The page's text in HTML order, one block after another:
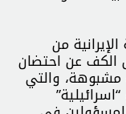
من
الكف عن احتضان
مشبوهة، والتي